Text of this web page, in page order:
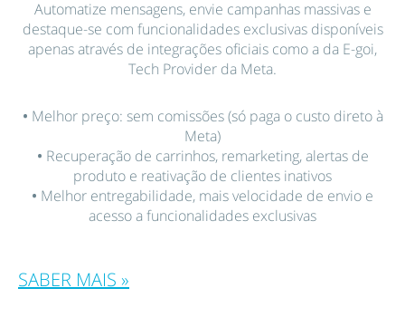
Automatize mensagens, envie campanhas massivas e
destaque-se com funcionalidades exclusivas disponíveis
apenas através de integrações oficiais como a da E-goi,
Tech Provider da Meta.
• Melhor preço: sem comissões (só paga o custo direto à
Meta)
• Recuperação de carrinhos, remarketing, alertas de
produto e reativação de clientes inativos
• Melhor entregabilidade, mais velocidade de envio e
acesso a funcionalidades exclusivas
SABER MAIS »